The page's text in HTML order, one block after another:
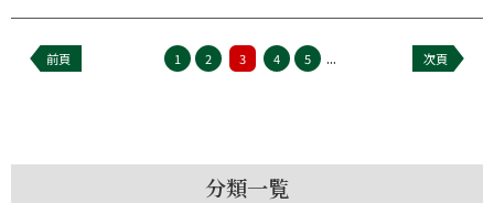
前頁 1 2 3 4 5 ... 次頁
分類一覧